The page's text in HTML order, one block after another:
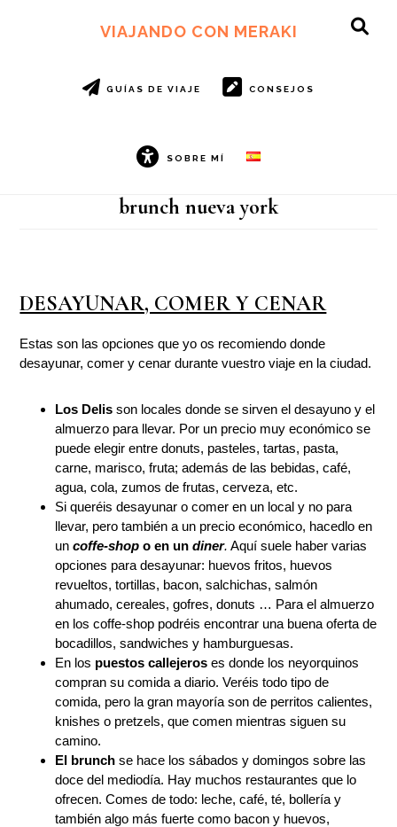
VIAJANDO CON MERAKI
GUÍAS DE VIAJE CONSEJOS
SOBRE MÍ
brunch nueva york
DESAYUNAR, COMER Y CENAR
Estas son las opciones que yo os recomiendo donde
desayunar, comer y cenar durante vuestro viaje en la ciudad.
Los Delis son locales donde se sirven el desayuno y el
almuerzo para llevar. Por un precio muy económico se
puede elegir entre donuts, pasteles, tartas, pasta,
carne, marisco, fruta; además de las bebidas, café,
agua, cola, zumos de frutas, cerveza, etc.
Si queréis desayunar o comer en un local y no para
llevar, pero también a un precio económico, hacedlo en
uncoffe-shopo en undiner. Aquí suele haber varias
opciones para desayunar: huevos fritos, huevos
revueltos, tortillas, bacon, salchichas, salmón
ahumado, cereales, gofres, donuts … Para el almuerzo
en los coffe-shop podréis encontrar una buena oferta de
bocadillos, sandwiches y hamburguesas.
En los puestos callejeros es donde los neyorquinos
compran su comida a diario. Veréis todo tipo de
comida, pero la gran mayoría son de perritos calientes,
knishes o pretzels, que comen mientras siguen su
camino.
El brunch se hace los sábados y domingos sobre las
doce del mediodía. Hay muchos restaurantes que lo
ofrecen. Comes de todo: leche, café, té, bollería y
también algo más fuerte como bacon y huevos,